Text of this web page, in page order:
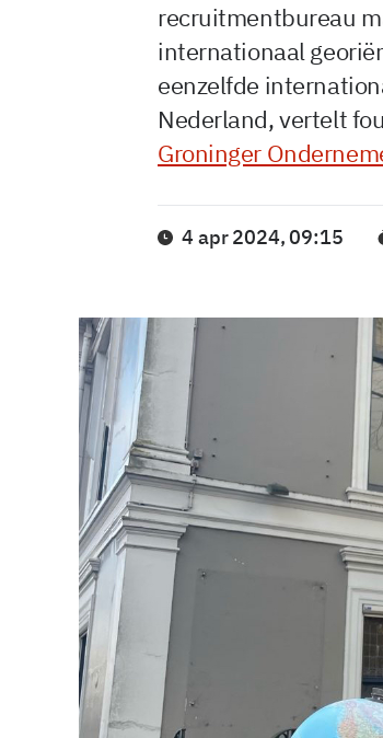
recruitmentbureau
internationaal
eenzelfde
Nederland, vertelt
Groninger
4 apr 2024, 09:15